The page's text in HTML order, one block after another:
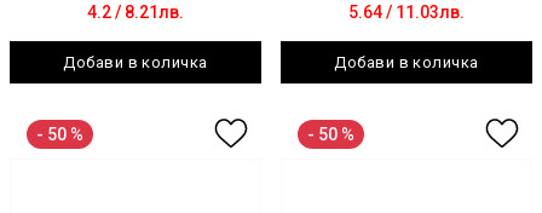
4.2/ 8.21лв.
Добави в количка
5.64/ 11.03лв.
Добави в количка
- 50 % - 50 %